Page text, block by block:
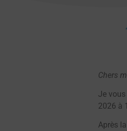
Chers
Je
2026 à
Après